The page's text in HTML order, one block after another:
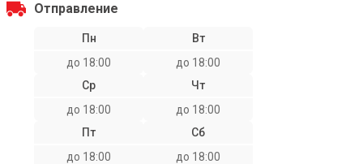
Отправление
Пн
до 18:00
Вт
до 18:00
Ср
до 18:00
Чт
до 18:00
Пт
до 18:00
Сб
до 18:00